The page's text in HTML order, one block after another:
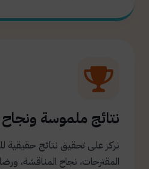
نتائج ملموسة
نركز على تحقيق نتائج حقيقية
المقترحات، نجاح المناقشة،